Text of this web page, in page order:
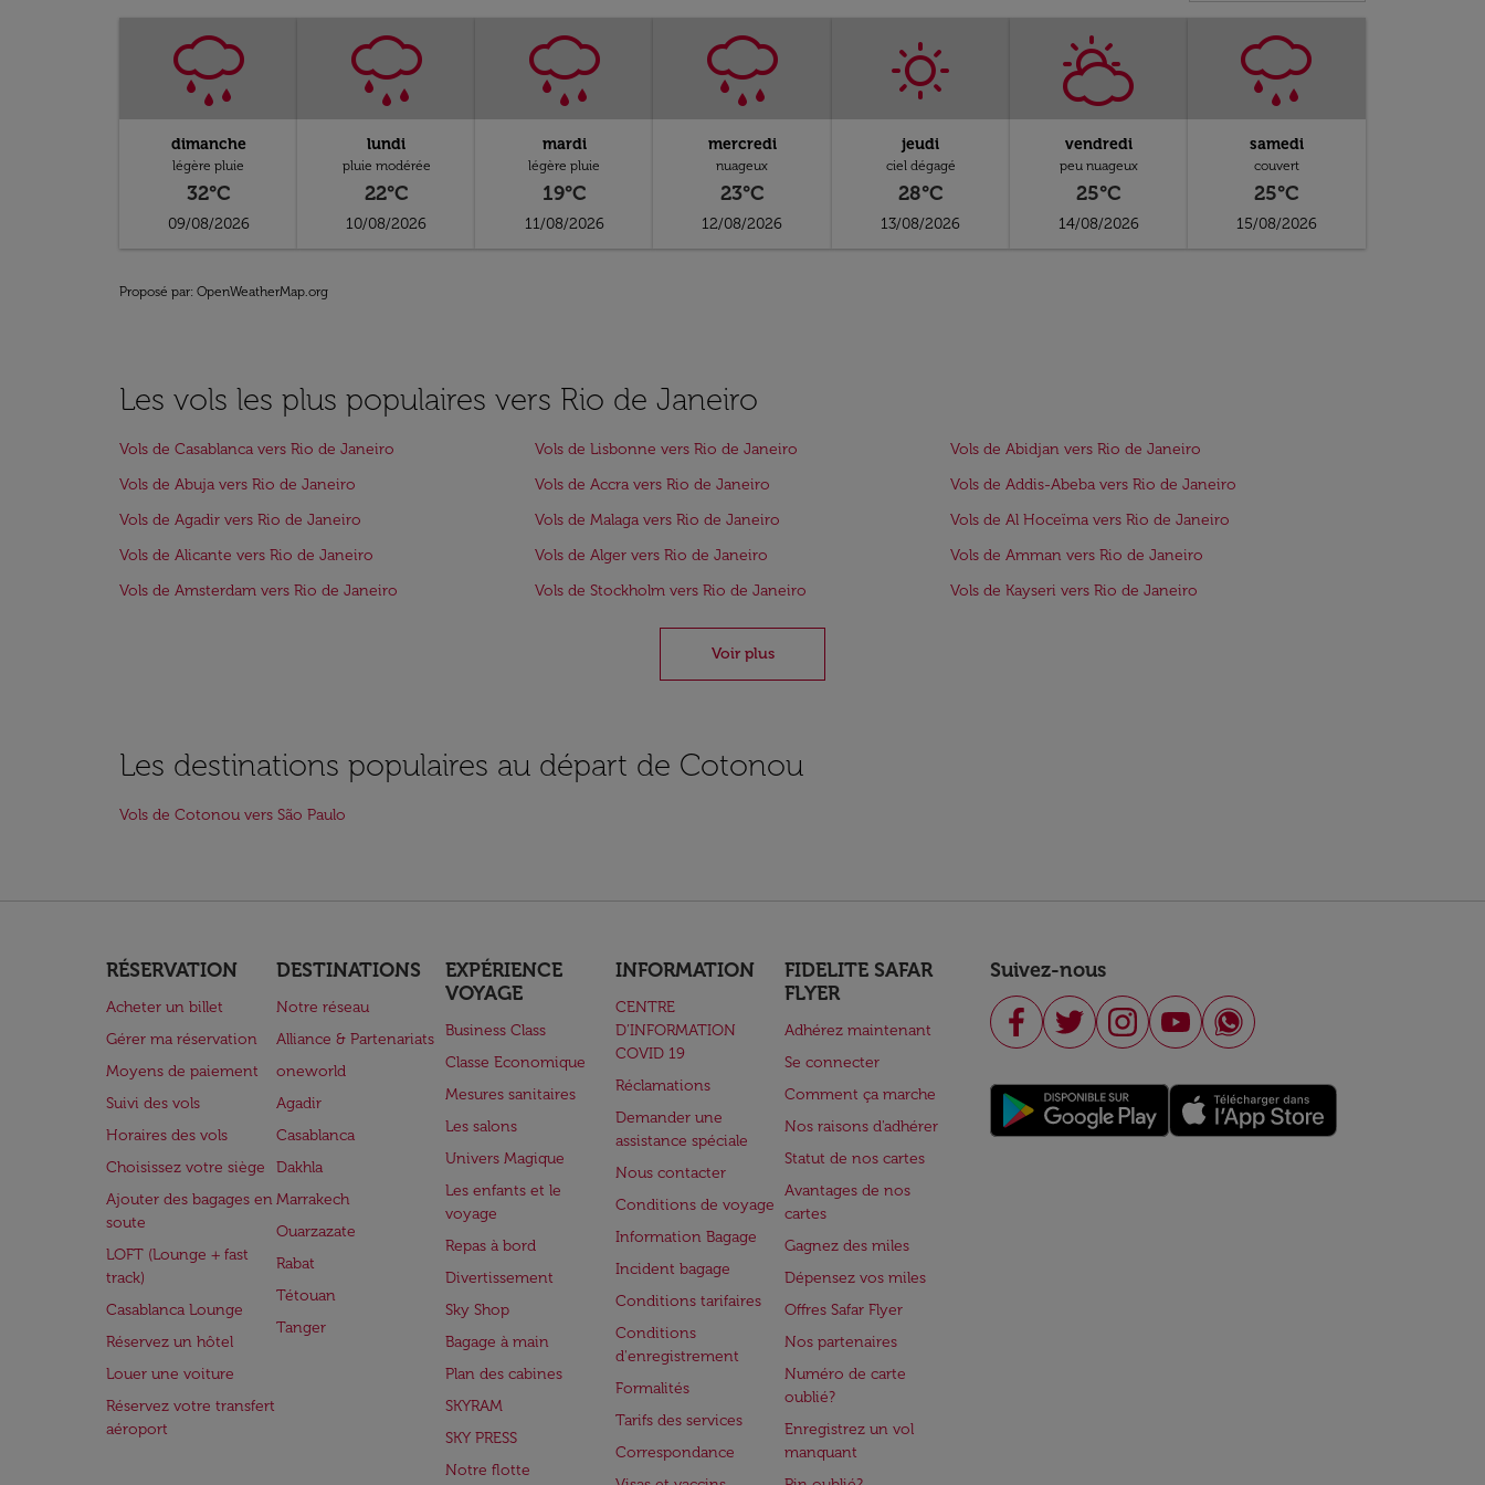
dimanche
légère pluie
32°C
09/08/2026
lundi
pluie modérée
22°C
10/08/2026
mardi
légère pluie
19°C
11/08/2026
mercredi
nuageux
23°C
12/08/2026
jeudi
ciel dégagé
28°C
13/08/2026
vendredi
peu nuageux
25°C
14/08/2026
samedi
couvert
25°C
15/08/2026
Proposé par: OpenWeatherMap.org
Les vols les plus populaires vers Rio de Janeiro
Vols de Casablanca vers Rio de Janeiro Vols de Lisbonne vers Rio de Janeiro
Vols de Abidjan vers Rio de Janeiro
Vols de Abuja vers Rio de Janeiro
Vols de Accra vers Rio de Janeiro
Vols de Addis-Abeba vers Rio de Janeiro
Vols de Agadir vers Rio de Janeiro
Vols de Malaga vers Rio de Janeiro
Vols de Al Hoceïma vers Rio de Janeiro
Vols de Alicante vers Rio de Janeiro
Vols de Alger vers Rio de Janeiro
Vols de Amman vers Rio de Janeiro
Vols de Amsterdam vers Rio de Janeiro
Vols de Stockholm vers Rio de Janeiro Vols de Kayseri vers Rio de Janeiro
Voir plus
Les destinations populaires au départ de Cotonou
Vols de Cotonou vers São Paulo
RÉSERVATION
Acheter un billet
Gérer ma réservation
Moyens de paiement
Suivi des vols
Horaires des vols
Choisissez votre siège
Ajouter des bagages en
soute
LOFT (Lounge + fast
track)
Casablanca Lounge
Réservez un hôtel
Louer une voiture
Réservez votre transfert
aéroport
DESTINATIONS
Notre réseau
Alliance & Partenariats
oneworld
Agadir
Casablanca
Dakhla
Marrakech
Ouarzazate
Rabat
Tétouan
Tanger
EXPÉRIENCE
VOYAGE
Business Class
Classe Economique
Mesures sanitaires
Les salons
Univers Magique
Les enfants et le
voyage
Repas à bord
Divertissement
Sky Shop
Bagage à main
Plan des cabines
SKYRAM
SKY PRESS
Notre flotte
INFORMATION
CENTRE
D’INFORMATION
COVID 19
Réclamations
Demander une
assistance spéciale
Nous contacter
Conditions de voyage
Information Bagage
Incident bagage
Conditions tarifaires
Conditions
d'enregistrement
Formalités
Tarifs des services
Correspondance
FIDELITE SAFAR
FLYER
Adhérez maintenant
Se connecter
Comment ça marche
Nos raisons d'adhérer
Statut de nos cartes
Avantages de nos
cartes
Gagnez des miles
Dépensez vos miles
Offres Safar Flyer
Nos partenaires
Numéro de carte
oublié?
Enregistrez un vol
manquant
Suivez-nous